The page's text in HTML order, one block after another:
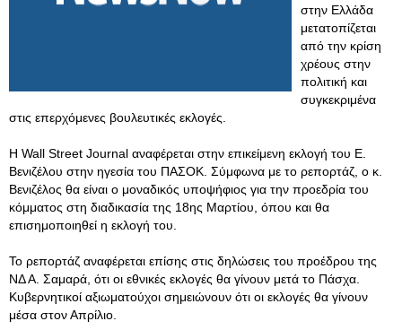
στην Ελλάδα
μετατοπίζεται
από την κρίση
χρέους στην
πολιτική και
συγκεκριμένα
στις επερχόμενες βουλευτικές εκλογές.
Η Wall Street Journal αναφέρεται στην επικείμενη εκλογή του Ε.
Βενιζέλου στην ηγεσία του ΠΑΣΟΚ. Σύμφωνα με το ρεπορτάζ, ο κ.
Βενιζέλος θα είναι ο μοναδικός υποψήφιος για την προεδρία του
κόμματος στη διαδικασία της 18ης Μαρτίου, όπου και θα
επισημοποιηθεί η εκλογή του.
Το ρεπορτάζ αναφέρεται επίσης στις δηλώσεις του προέδρου της
ΝΔ Α. Σαμαρά, ότι οι εθνικές εκλογές θα γίνουν μετά το Πάσχα.
Κυβερνητικοί αξιωματούχοι σημειώνουν ότι οι εκλογές θα γίνουν
μέσα στον Απρίλιο.